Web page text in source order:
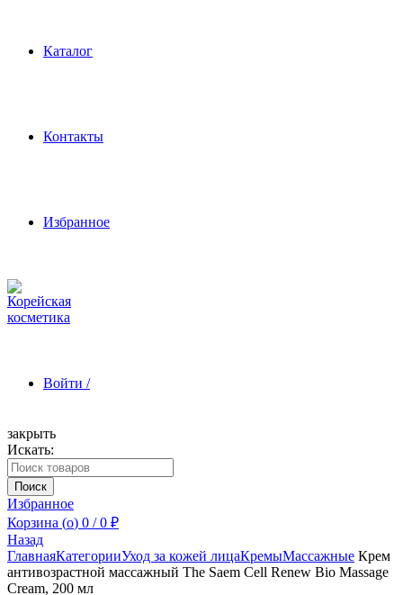
Каталог
Контакты
Избранное
Войти /
Зарегистрироваться
закрыть
Искать:
Поиск
Избранное
Корзина (o) 0 / 0 ₽
Назад
ГлавнаяКатегорииУход за кожей лицаКремыМассажные Крем
антивозрастной массажный The Saem Cell Renew Bio Massage
Cream, 200 мл